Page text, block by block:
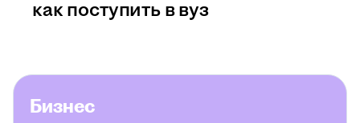
как поступить в вуз
Бизнес